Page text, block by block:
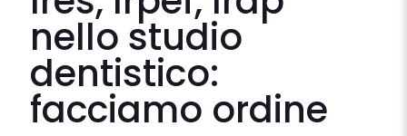
nello studio
dentistico:
facciamo ordine